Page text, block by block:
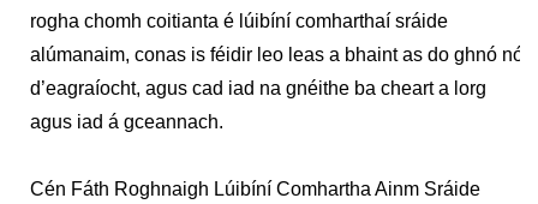
rogha chomh coitianta é lúibíní comharthaí sráide
alúmanaim, conas is féidir leo leas a bhaint as do ghnó nó
d’eagraíocht, agus cad iad na gnéithe ba cheart a lorg
agus iad á gceannach.
Cén Fáth Roghnaigh Lúibíní Comhartha Ainm Sráide